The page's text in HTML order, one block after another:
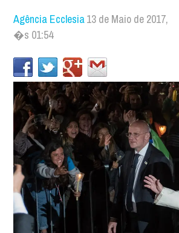
Agência Ecclesia13 de Maio de 2017,
�s 01:54